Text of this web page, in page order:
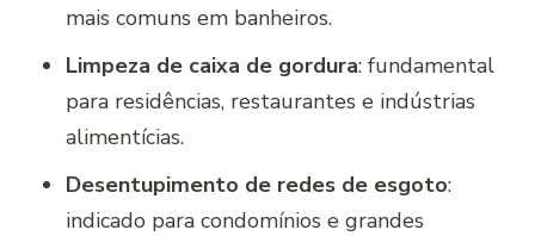
mais comuns em banheiros.
Limpeza de caixa de gordura: fundamental
para residências, restaurantes e indústrias
alimentícias.
Desentupimento de redes de esgoto:
indicado para condomínios e grandes